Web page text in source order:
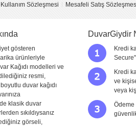
Sözleşmesi Mesafeli Satış
gösteren
ürünleriyle
Kağıdı modelleri ve
resmi,
duvar kağıdı
klasik duvar
sıkıldıysanız
görseli,
DuvarGiydir
Kredi
Secure"
Kredi
ve
veya
Ödeme